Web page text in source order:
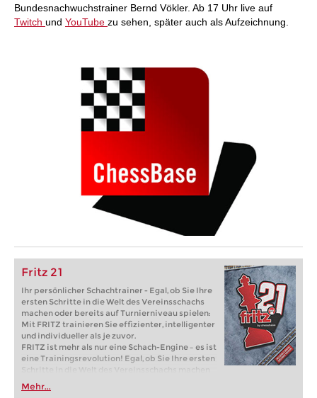
Bundesnachwuchstrainer Bernd Vökler. Ab 17 Uhr live auf
Twitch und YouTube zu sehen, später auch als Aufzeichnung.
Fritz 21
Ihr persönlicher Schachtrainer - Egal, ob Sie Ihre
ersten Schritte in die Welt des Vereinsschachs
machen oder bereits auf Turnierniveau spielen:
Mit FRITZ trainieren Sie effizienter, intelligenter
und individueller als je zuvor.
FRITZ ist mehr als nur eine Schach-Engine – es ist
eine Trainingsrevolution! Egal, ob Sie Ihre ersten
Schritte in die Welt des Vereinsschachs machen
oder bereits auf Turnierniveau spielen: Mit
FRITZ trainieren Sie effizienter, intelligenter und
Mehr...